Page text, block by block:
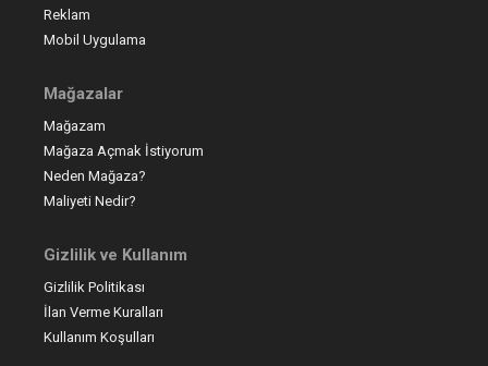
Reklam
Mobil Uygulama
Mağazalar
Mağazam
Mağaza Açmak İstiyorum
Neden Mağaza?
Maliyeti Nedir?
Gizlilik ve Kullanım
Gizlilik Politikası
İlan Verme Kuralları
Kullanım Koşulları